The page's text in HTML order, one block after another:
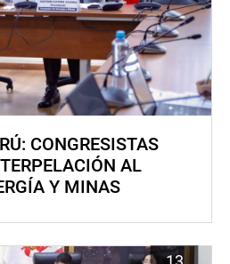
CONGRESISTAS
AL
Y MINAS